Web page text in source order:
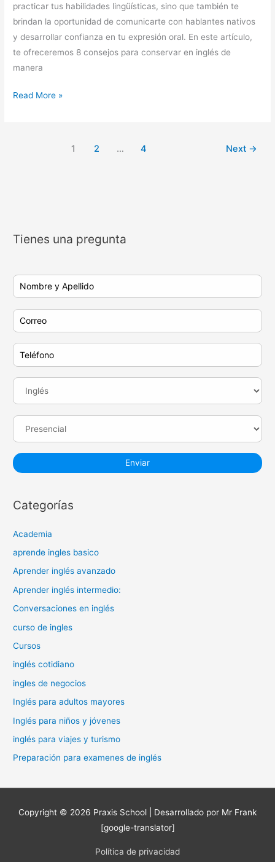
practicar tus habilidades lingüísticas, sino que también te
brindan la oportunidad de comunicarte con hablantes nativos
y desarrollar confianza en tu expresión oral. En este artículo,
te ofreceremos 8 consejos para conservar en inglés de
manera
Read More »
1 2 … 4 Next →
Tienes una pregunta
Categorías
Academia
aprende ingles basico
Aprender inglés avanzado
Aprender inglés intermedio:
Conversaciones en inglés
curso de ingles
Cursos
inglés cotidiano
ingles de negocios
Inglés para adultos mayores
Inglés para niños y jóvenes
inglés para viajes y turismo
Preparación para examenes de inglés
Copyright © 2026 Praxis School | Desarrollado por Mr Frank
[google-translator]
Política de privacidad